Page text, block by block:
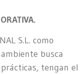
S.L. como
busca
tengan el